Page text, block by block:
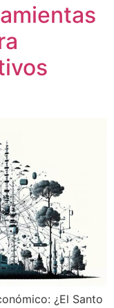
¿El Santo